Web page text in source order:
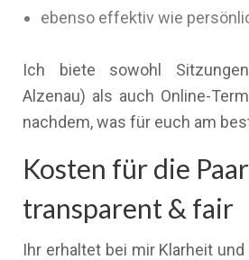
ebenso effektiv wie
Ich biete sowohl
Alzenau) als auch Online-
nachdem, was für euch am
Kosten für die
transparent & fair
Ihr erhaltet bei mir Klarheit